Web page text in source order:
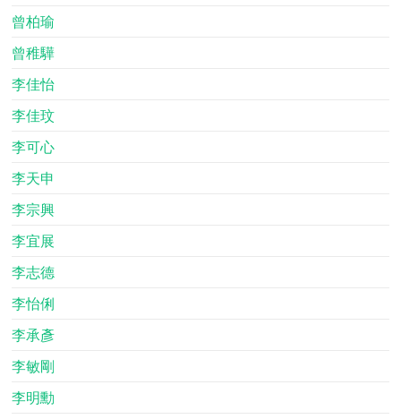
曾柏瑜
曾稚驊
李佳怡
李佳玟
李可心
李天申
李宗興
李宜展
李志德
李怡俐
李承彥
李敏剛
李明勳